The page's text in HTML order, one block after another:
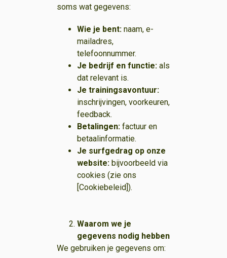
soms wat gegevens:
Wie je bent: naam, e-
mailadres,
telefoonnummer.
Je bedrijf en functie: als
dat relevant is.
Je trainingsavontuur:
inschrijvingen, voorkeuren,
feedback.
Betalingen: factuur en
betaalinformatie.
Je surfgedrag op onze
website: bijvoorbeeld via
cookies (zie ons
[Cookiebeleid]).
Waarom we je
gegevens nodig hebben
We gebruiken je gegevens om: